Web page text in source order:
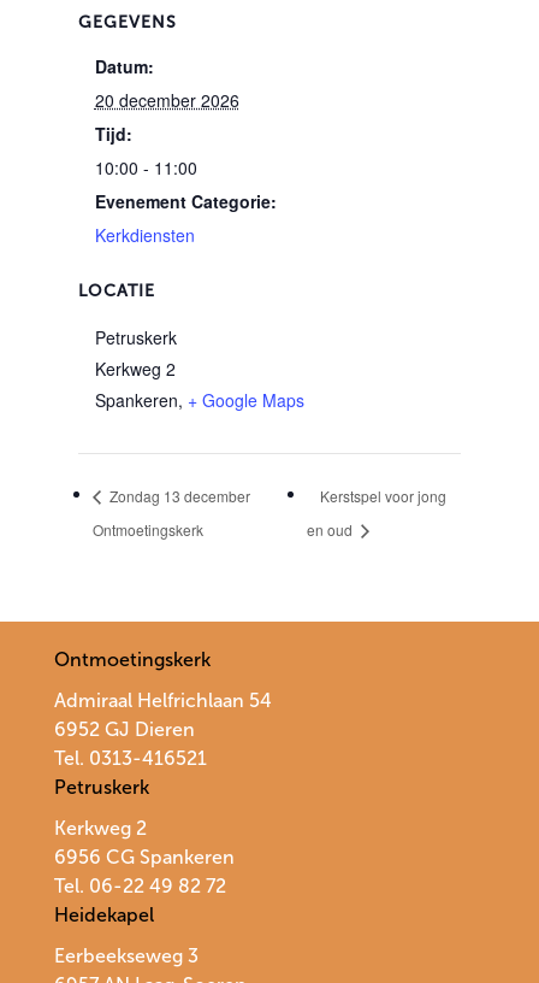
GEGEVENS
Datum:
20 december 2026
Tijd:
10:00 - 11:00
Evenement Categorie:
Kerkdiensten
LOCATIE
Petruskerk
Kerkweg 2
Spankeren, + Google Maps
Zondag 13 december
Ontmoetingskerk
Kerstspel voor jong
en oud
Ontmoetingskerk
Admiraal Helfrichlaan 54
6952 GJ Dieren
Tel. 0313-416521
Petruskerk
Kerkweg 2
6956 CG Spankeren
Tel. 06-22 49 82 72
Heidekapel
Eerbeekseweg 3